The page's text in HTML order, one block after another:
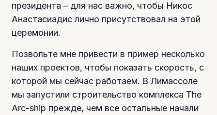
президента – для нас важно, чтобы Никос
Анастасиадис лично присутствовал на этой
церемонии.
Позвольте мне привести в пример несколько
наших проектов, чтобы показать скорость, с
которой мы сейчас работаем. В Лимассоле
мы запустили строительство комплекса The
Arc-ship прежде, чем все остальные начали